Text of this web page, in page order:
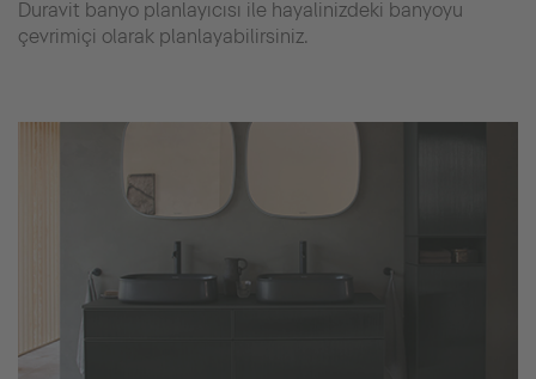
Duravit banyo planlayıcısı ile hayalinizdeki banyoyu
çevrimiçi olarak planlayabilirsiniz.